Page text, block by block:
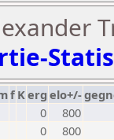
f Kerg elo+/-
0
800
0
800